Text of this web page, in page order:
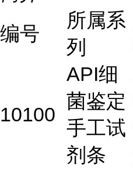
编号
所属系
列
10100
API细
菌鉴定
手工试
剂条